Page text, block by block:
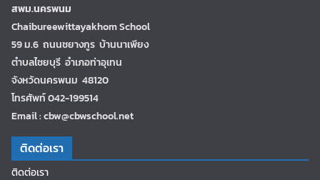
สพม.นครพนม
Chaibureewittayakhom School
59 ม.6 ถนนชยางกูร บ้านนาเพียง
ตำบลไชยบุรี อำเภอท่าอุเทน
จังหวัดนครพนม 48120
โทรศัพท์ 042-199514
Email : cbw@cbwschool.net
ติดต่อเรา
ติดต่อเรา